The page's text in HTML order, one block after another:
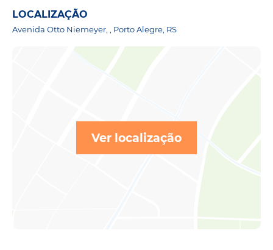
LOCALIZAÇÃO
Avenida Otto Niemeyer, , Porto Alegre, RS
Ver localização